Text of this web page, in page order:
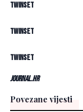
Twinset
Twinset
Twinset
Journal.hr
Povezane vijesti